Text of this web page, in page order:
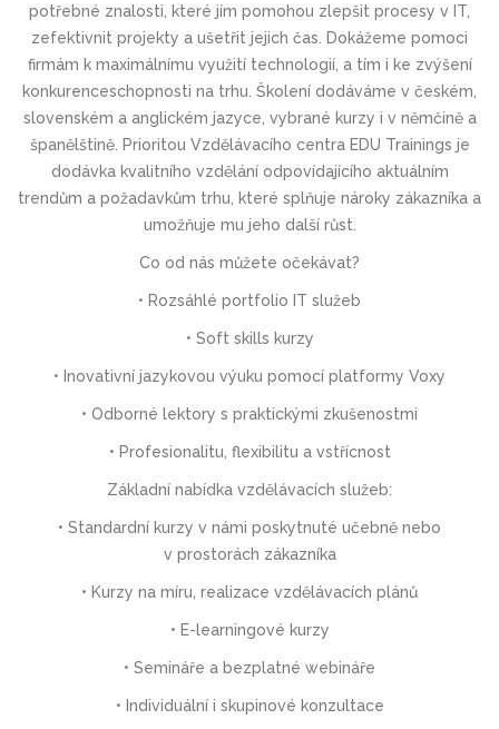
potřebné znalosti, které jím pomohou zlepšit procesy v IT,
zefektivnit projekty a ušetřit jejich čas. Dokážeme pomoci
firmám k maximálnímu využití technologií, a tím i ke zvýšení
konkurenceschop­nosti na trhu. Školení dodáváme v českém,
slovenském a anglickém jazyce, vybrané kurzy i v němčině a
španělštině. Prioritou Vzdělávacího centra EDU Trainings je
dodávka kvalitního vzdělání odpovídajícího aktuálním
trendům a požadavkům trhu, které splňuje nároky zákazníka a
umožňuje mu jeho další růst.
Co od nás můžete očekávat?
• Rozsáhlé portfolio IT služeb
• Soft skills kurzy
• Inovativní jazykovou výuku pomocí platformy Voxy
• Odborné lektory s praktickými zkušenostmi
• Profesionalitu, flexibilitu a vstřícnost
Základní nabídka vzdělávacích služeb:
• Standardní kurzy v námi poskytnuté učebně nebo
v prostorách zákazníka
• Kurzy na míru, realizace vzdělávacích plánů
• E-learningové kurzy
• Semináře a bezplatné webináře
• Individuální i skupinové konzultace